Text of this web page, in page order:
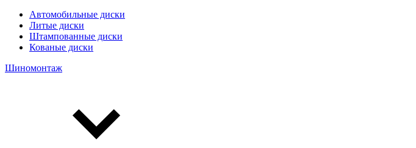
Автомобильные диски
Литые диски
Штампованные диски
Кованые диски
Шиномонтаж